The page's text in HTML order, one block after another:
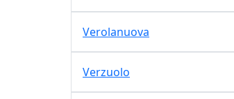
Verolanuova
Verzuolo